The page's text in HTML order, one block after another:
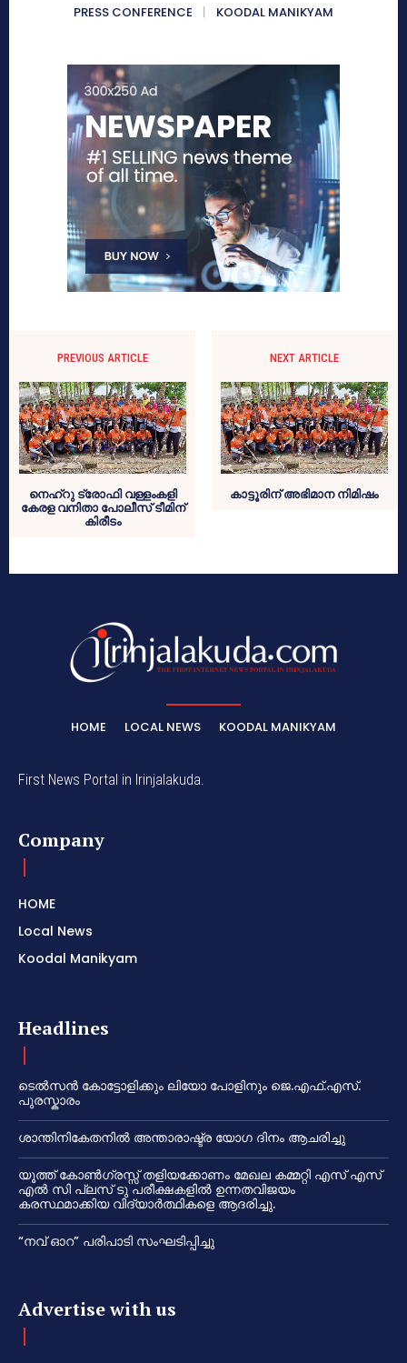
PRESS CONFERENCE
KOODAL MANIKYAM
PREVIOUS ARTICLE
നെഹ്‌റു ട്രോഫി വള്ളംകളി
കേരള വനിതാ പോലീസ് ടീമിന്
കിരീടം
NEXT ARTICLE
കാട്ടൂരിന് അഭിമാന നിമിഷം
HOME LOCAL NEWS KOODAL MANIKYAM
First News Portal in Irinjalakuda.
Company
HOME
Local News
Koodal Manikyam
Headlines
ടെൽസൻ കോട്ടോളിക്കും ലിയോ പോളിനും ജെ.എഫ്.എസ്.
പുരസ്കാരം
ശാന്തിനികേതനിൽ അന്താരാഷ്ട്ര യോഗ ദിനം ആചരിച്ചു
യൂത്ത് കോൺഗ്രസ്സ് തളിയക്കോണം മേഖല കമ്മറ്റി എസ് എസ്
എൽ സി പ്ലസ് ടു പരീക്ഷകളിൽ ഉന്നതവിജയം
കരസ്ഥമാക്കിയ വിദ്യാർത്ഥികളെ ആദരിച്ചു.
“നവ് ഓറ” പരിപാടി സംഘടിപ്പിച്ചു
Advertise with us